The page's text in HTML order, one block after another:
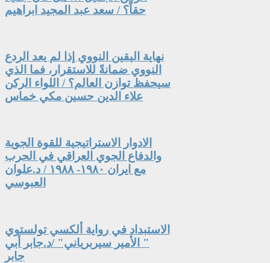
حقاً؟ / سعد عبد المجيد ابراهيم
نهاية اليقين النووي إذا لم يعد الردع
النووي ضمانةً للاستقرار، فما الذي
سيحفظ توازن العالم؟ / اللواء الركن
علاء الدين حسين مكي خماس
الادوار الاستراتيجية للقوة الجوية
والدفاع الجوي العراقي في الحرب
مع ايران ١٩٨٠- ١٩٨٨ / د.علوان
العبوسي
الاستبداد في رواية ألكسي تولستوي
" الأمير سيربرياني" /د.جابر أبي
جابر